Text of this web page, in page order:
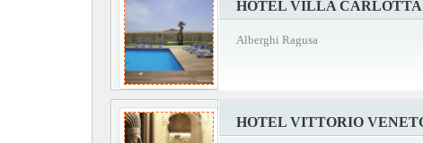
HOTEL VILLA CARLOTTA
Alberghi Ragusa
HOTEL VITTORIO